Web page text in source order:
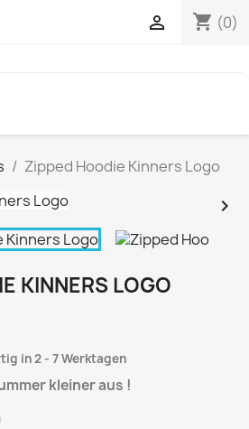
shopping_cart (0)

Zipped Hoodie Kinners Logo

KINNERS LOGO
in 2 - 7 Werktagen
kleiner aus !